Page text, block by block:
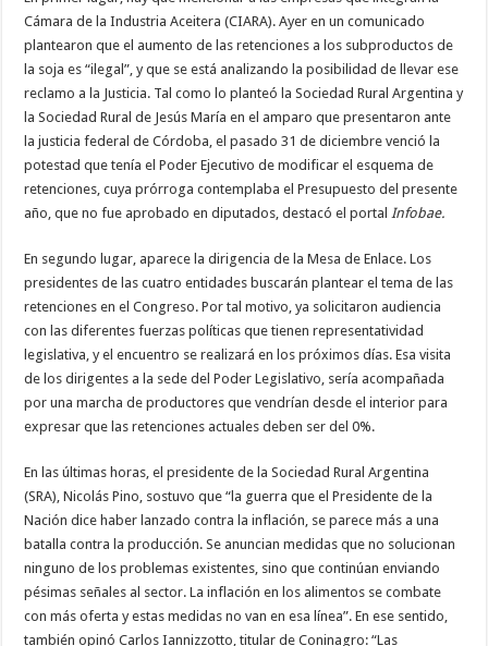
Cámara de la Industria Aceitera (CIARA). Ayer en un comunicado
plantearon que el aumento de las retenciones a los subproductos de
la soja es “ilegal”, y que se está analizando la posibilidad de llevar ese
reclamo a la Justicia. Tal como lo planteó la Sociedad Rural Argentina y
la Sociedad Rural de Jesús María en el amparo que presentaron ante
la justicia federal de Córdoba, el pasado 31 de diciembre venció la
potestad que tenía el Poder Ejecutivo de modificar el esquema de
retenciones, cuya prórroga contemplaba el Presupuesto del presente
año, que no fue aprobado en diputados, destacó el portal Infobae.
En segundo lugar, aparece la dirigencia de la Mesa de Enlace. Los
presidentes de las cuatro entidades buscarán plantear el tema de las
retenciones en el Congreso. Por tal motivo, ya solicitaron audiencia
con las diferentes fuerzas políticas que tienen representatividad
legislativa, y el encuentro se realizará en los próximos días. Esa visita
de los dirigentes a la sede del Poder Legislativo, sería acompañada
por una marcha de productores que vendrían desde el interior para
expresar que las retenciones actuales deben ser del 0%.
En las últimas horas, el presidente de la Sociedad Rural Argentina
(SRA), Nicolás Pino, sostuvo que “la guerra que el Presidente de la
Nación dice haber lanzado contra la inflación, se parece más a una
batalla contra la producción. Se anuncian medidas que no solucionan
ninguno de los problemas existentes, sino que continúan enviando
pésimas señales al sector. La inflación en los alimentos se combate
con más oferta y estas medidas no van en esa línea”. En ese sentido,
también opinó Carlos Iannizzotto, titular de Coninagro: “Las